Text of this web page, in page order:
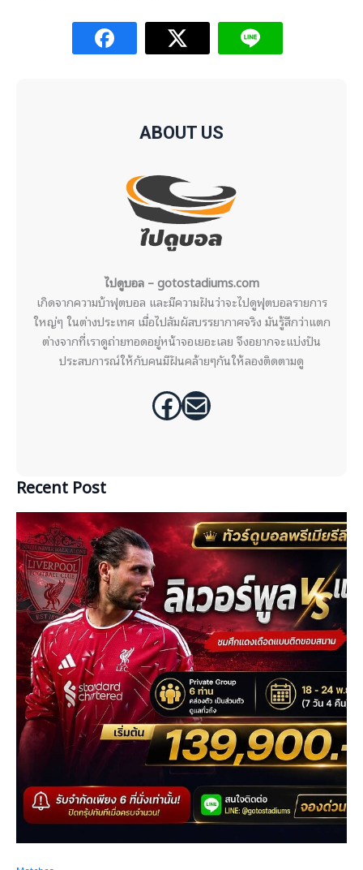
ABOUT US
ไปดูบอล – gotostadiums.com
เกิดจากความบ้าฟุตบอล และมีความฝันว่าจะไปดูฟุตบอลรายการ
ใหญ่ๆ ในต่างประเทศ เมื่อไปสัมผัสบรรยากาศจริง มันรู้สึกว่าแตก
ต่างจากที่เราดูถ่ายทอดอยู่หน้าจอเยอะเลย จึงอยากจะแบ่งปัน
ประสบการณ์ให้กับคนมีฝันคล้ายๆกันให้ลองติดตามดู
Facebook Mail
Recent Post